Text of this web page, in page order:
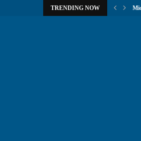
TRENDING NOW